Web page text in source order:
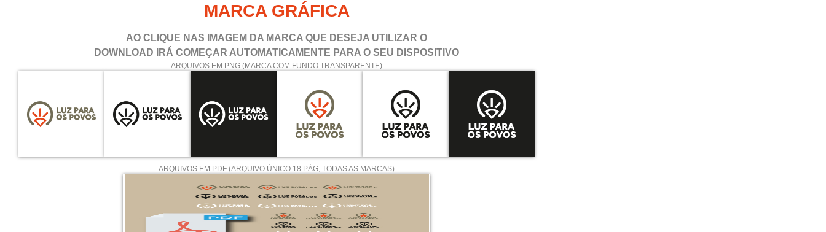
MARCA GRÁFICA
AO CLIQUE NAS IMAGEM DA MARCA QUE DESEJA UTILIZAR O
DOWNLOAD IRÁ COMEÇAR AUTOMATICAMENTE PARA O SEU DISPOSITIVO
ARQUIVOS EM PNG (MARCA COM FUNDO TRANSPARENTE)
ARQUIVOS EM PDF (ARQUIVO ÚNICO 18 PÁG, TODAS AS MARCAS)